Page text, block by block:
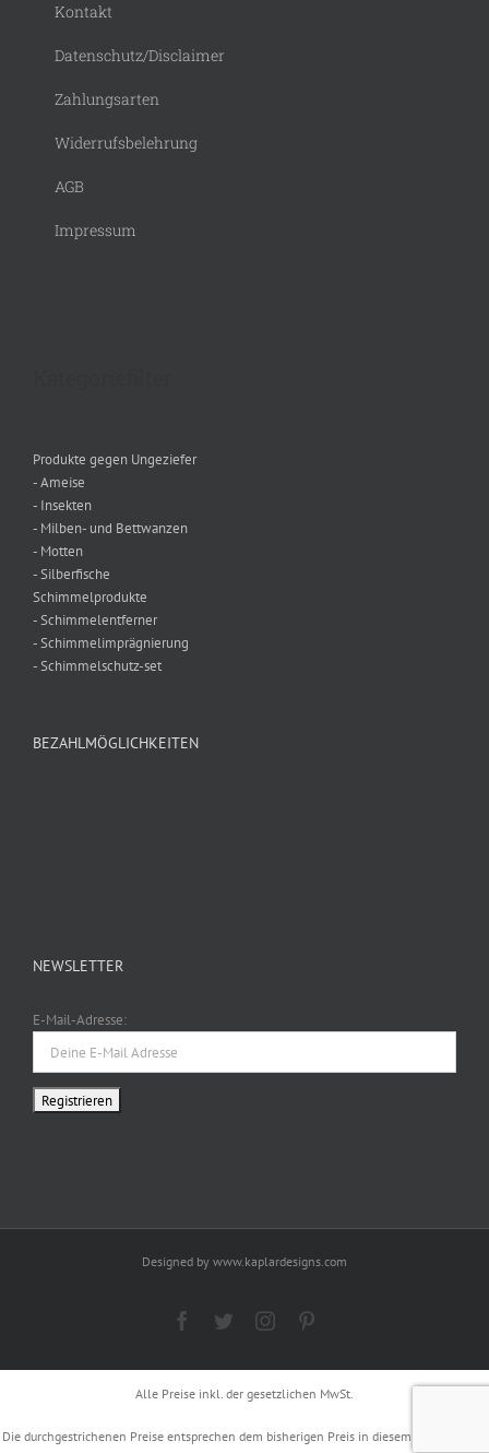
Kontakt
Datenschutz/Disclaimer
Zahlungsarten
Widerrufsbelehrung
AGB
Impressum
Produkte gegen Ungeziefer
- Ameise
- Insekten
- Milben- und Bettwanzen
- Motten
- Silberfische
Schimmelprodukte
- Schimmelentferner
- Schimmelimprägnierung
- Schimmelschutz-set
BEZAHLMÖGLICHKEITEN
NEWSLETTER
E-Mail-Adresse:
Designed by www.kaplardesigns.com
Facebook
TwitterInstagram
Alle Preise inkl. der gesetzlichen MwSt.
Die durchgestrichenen Preise entsprechen dem bisherigen Preis in diesem Online-Shop.